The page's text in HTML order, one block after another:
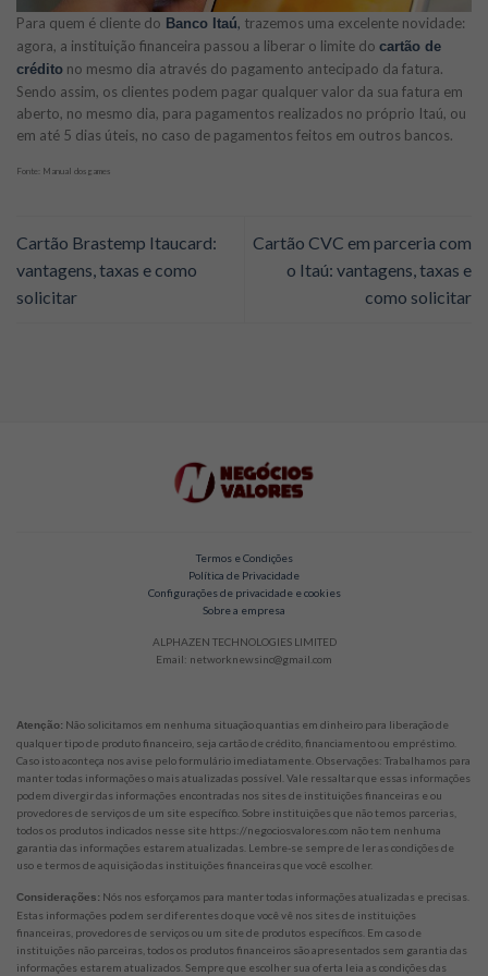
Para quem é cliente do Banco Itaú, trazemos uma excelente novidade:
agora, a instituição financeira passou a liberar o limite do cartão de
crédito no mesmo dia através do pagamento antecipado da fatura.
Sendo assim, os clientes podem pagar qualquer valor da sua fatura em
aberto, no mesmo dia, para pagamentos realizados no próprio Itaú, ou
em até 5 dias úteis, no caso de pagamentos feitos em outros bancos.
Fonte: Manual dos games
Cartão Brastemp Itaucard:
vantagens, taxas e como
solicitar
Cartão CVC em parceria com
o Itaú: vantagens, taxas e
como solicitar
Termos e Condições
Política de Privacidade
Configurações de privacidade e cookies
Sobre a empresa
ALPHAZEN TECHNOLOGIES LIMITED
Email: networknewsinc@gmail.com
Atenção: Não solicitamos em nenhuma situação quantias em dinheiro para liberação de
qualquer tipo de produto financeiro, seja cartão de crédito, financiamento ou empréstimo.
Caso isto aconteça nos avise pelo formulário imediatamente. Observações: Trabalhamos para
manter todas informações o mais atualizadas possível. Vale ressaltar que essas informações
podem divergir das informações encontradas nos sites de instituições financeiras e ou
provedores de serviços de um site específico. Sobre instituições que não temos parcerias,
todos os produtos indicados nesse site https://negociosvalores.com não tem nenhuma
garantia das informações estarem atualizadas. Lembre-se sempre de ler as condições de
uso e termos de aquisição das instituições financeiras que você escolher.
Considerações: Nós nos esforçamos para manter todas informações atualizadas e precisas.
Estas informações podem ser diferentes do que você vê nos sites de instituições
financeiras, provedores de serviços ou um site de produtos específicos. Em caso de
instituições não parceiras, todos os produtos financeiros são apresentados sem garantia das
informações estarem atualizados. Sempre que escolher sua oferta leia as condições das